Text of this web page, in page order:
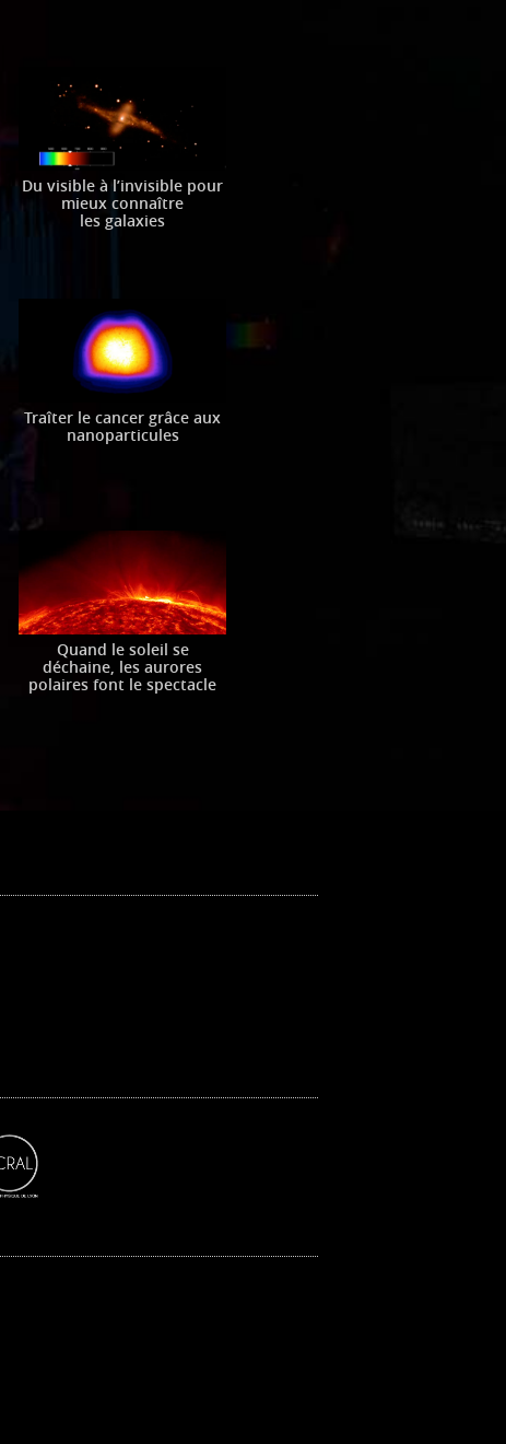
Du visible à l’invisible pour
mieux connaître
les galaxies
Traîter le cancer grâce aux
nanoparticules
Quand le soleil se
déchaine, les aurores
polaires font le spectacle